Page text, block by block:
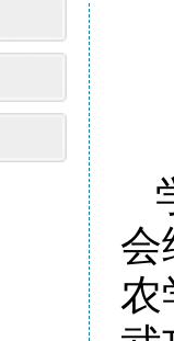
会
农